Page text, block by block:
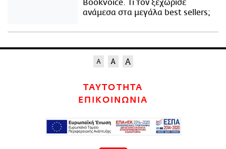
Bookvoice. Τι τον ξεχώρισε
ανάμεσα στα μεγάλα best sellers;
ΤΑΥΤΟΤΗΤΑ
ΕΠΙΚΟΙΝΩΝΙΑ